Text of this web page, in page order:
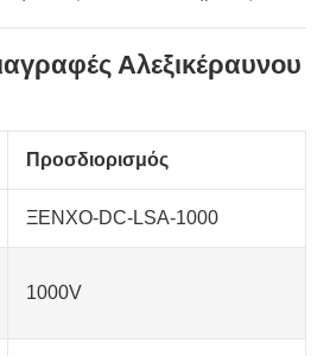
Αλεξικέραυνου
Προσδιορισμός
ΞΕΝΧΟ-DC-LSA-1000
1000V